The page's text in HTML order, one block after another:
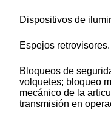
Dispositivos de
Espejos retrovisores.
Bloqueos de
volquetes; bloqueo
mecánico de la
transmisión en